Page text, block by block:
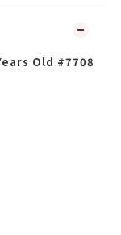
Old #7708